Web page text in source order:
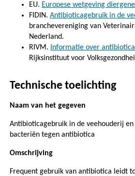
EU. Europese wetgeving
FIDIN. Antibioticagebruik in de
branchevereniging van
Nederland.
RIVM.
Informatie over
Rijksinstituut voor
Technische toelichting
Naam van het gegeven
Antibioticagebruik in de veehouderij
bacteriën tegen antibiotica
Omschrijving
Frequent gebruik van antibiotica leidt